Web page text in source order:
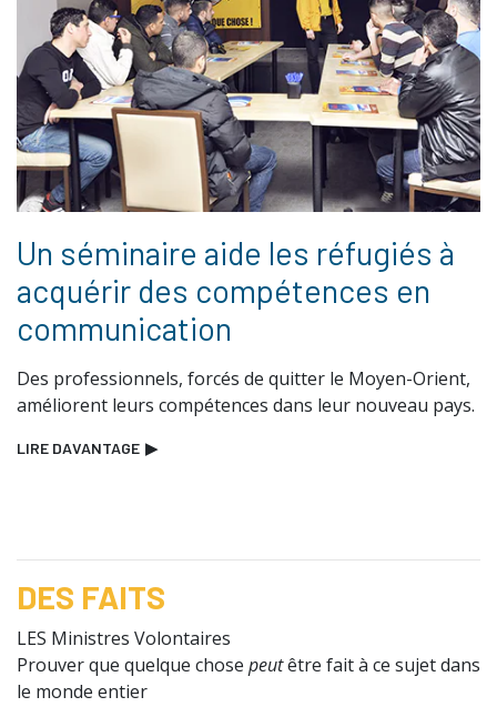
Un séminaire aide les réfugiés à
acquérir des compétences en
communication
Des professionnels, forcés de quitter le Moyen-Orient,
améliorent leurs compétences dans leur nouveau pays.
LIRE DAVANTAGE ▶
DES FAITS
LES Ministres Volontaires
Prouver que quelque chose peutêtre fait à ce sujet dans
le monde entier